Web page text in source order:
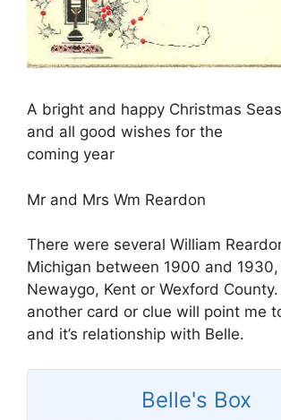
A bright and happy Christmas
and all good wishes for the
coming year
Mr and Mrs Wm Reardon
There were several William
Michigan between 1900 and
Newaygo, Kent or Wexford
another card or clue will point me
and it’s relationship with Belle.
Belle's Box